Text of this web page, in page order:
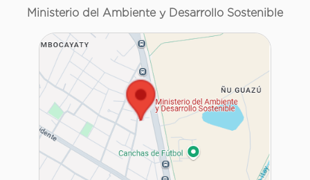
Ministerio del Ambiente y Desarrollo Sostenible